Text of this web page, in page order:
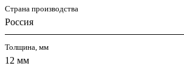
Страна производства
Россия
Толщина, мм
12 мм